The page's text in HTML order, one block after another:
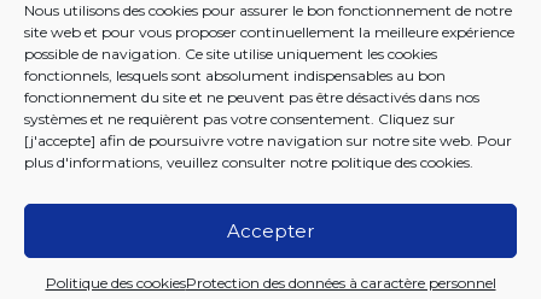
Nous utilisons des cookies pour assurer le bon fonctionnement de notre
site web et pour vous proposer continuellement la meilleure expérience
possible de navigation. Ce site utilise uniquement les cookies
fonctionnels, lesquels sont absolument indispensables au bon
fonctionnement du site et ne peuvent pas être désactivés dans nos
systèmes et ne requièrent pas votre consentement. Cliquez sur
[j'accepte] afin de poursuivre votre navigation sur notre site web. Pour
plus d'informations, veuillez consulter notre politique des cookies.
Accepter
Politique des cookiesProtection des données à caractère personnel
Tania Dekens
Fonctionnaire dirigeant
2026 Iriscare